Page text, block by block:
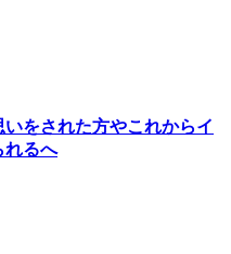
をされた方やこれからイ
れるへ